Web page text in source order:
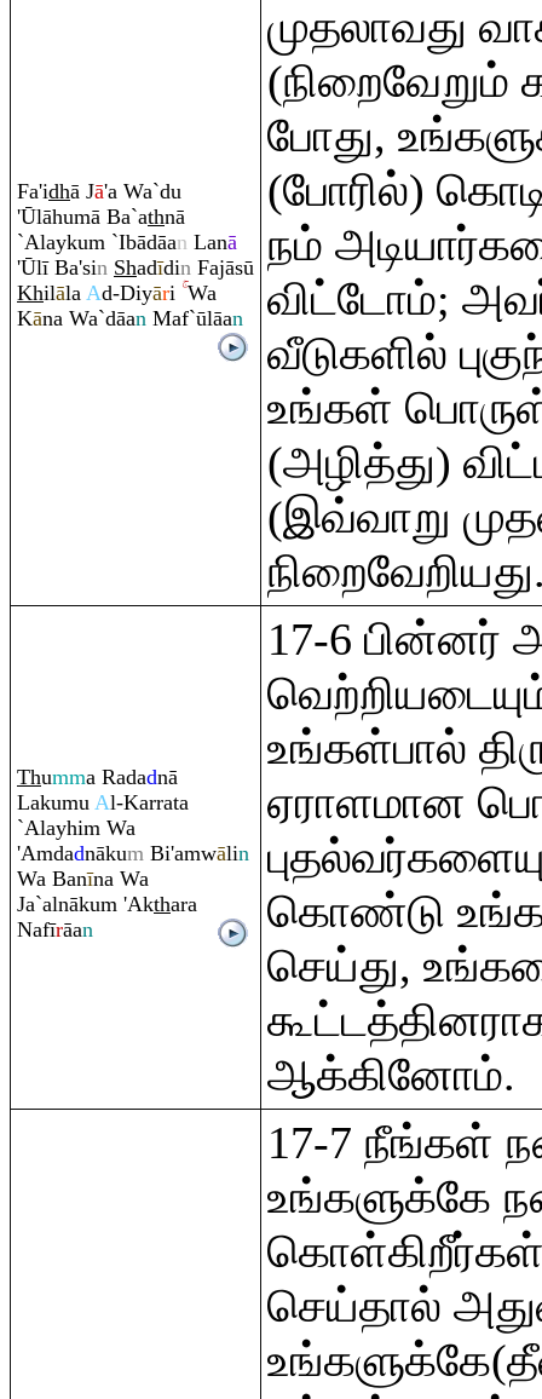
Fa'idhā Jā'a Wa`du
'Ūlāhumā Ba`athnā
`Alaykum `Ibādāan Lanā
'Ūlī Ba'sin Shadīdin Fajāsū
Khilāla Ad-Diyāri Wa
Kāna Wa`dāan Maf`ūlāan
முதலாவது
(நிறைவேறும்
போது,
(போரில்)
நம்
விட்டோம்;
வீடுகளில்
உங்கள்
(அழித்து)
(இவ்வாறு
Thumma Radadnā
Lakumu Al-Karrata
`Alayhim Wa
'Amdadnākum Bi'amwālin
Wa Banīna Wa
Ja`alnākum 'Akthara
Nafīrāan
17-6 பின்னர்
உங்கள்பால்
ஏராளமான
கொண்டு
செய்து,
ஆக்கினோம்.
17-7 நீங்கள்
உங்களுக்கே
செய்தால்